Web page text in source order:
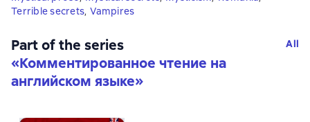
Terrible secrets, Vampires
Part of the series
«Комментированное чтение на
английском языке»
All